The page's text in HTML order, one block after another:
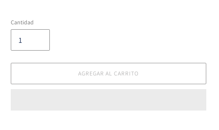
Cantidad
AGREGAR AL CARRITO